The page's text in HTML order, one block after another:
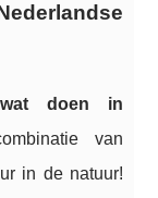
wat doen in
van
in de natuur!